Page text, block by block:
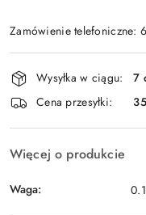
Zamówienie telefoniczne:
Dostępność
i
dostawa
Wysyłka w ciągu:
7
Cena przesyłki:
35
Więcej o produkcie
Waga: